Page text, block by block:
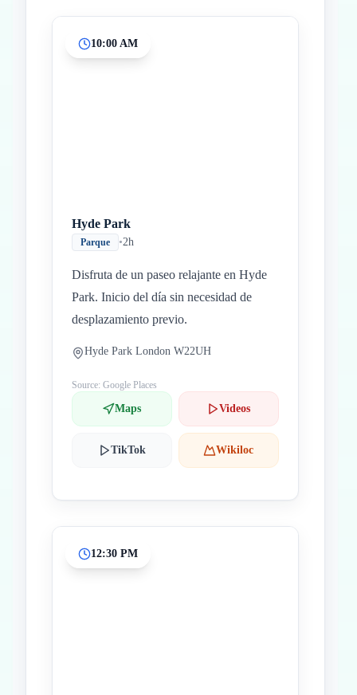
10:00 AM
Hyde Park
Parque •2h
Disfruta de un paseo relajante en Hyde
Park. Inicio del día sin necesidad de
desplazamiento previo.
Hyde Park London W22UH
Source: Google Places
Maps Videos
TikTok Wikiloc
12:30 PM